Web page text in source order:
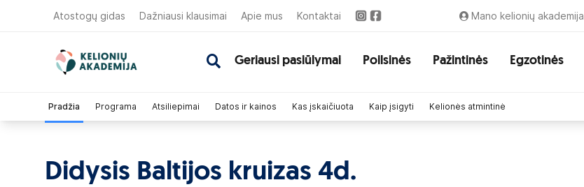
Atostogų gidas Dažniausi klausimai Apie mus Kontaktai Mano kelionių akademija
Geriausi pasiūlymai Poilsinės Pažintinės Egzotinės
Didysis Baltijos kruizas 4d.
Pradžia Programa Atsiliepimai Datos ir kainos Kas įskaičiuota Kaip įsigyti Kelionės atmintinė